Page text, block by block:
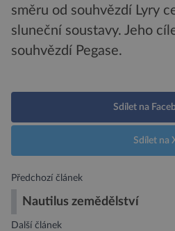
směru od souhvězdí Lyry
sluneční soustavy. Jeho
souhvězdí Pegase.
Sdílet na
Sdílet na
Předchozí článek
Nautilus zemědělství
Další článek